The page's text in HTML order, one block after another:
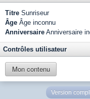
Titre Sunriseur
Âge Âge inconnu
Anniversaire Anniversaire
Contrôles utilisateur
Mon contenu
Version